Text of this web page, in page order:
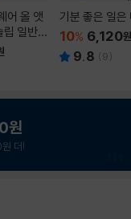
어 올 앳
일반
기분 좋은 일은
10% 6,120원
9.8 (9)
원
더!